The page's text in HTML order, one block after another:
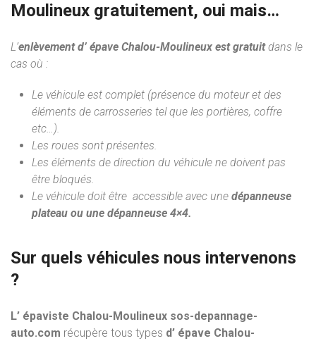
Moulineux gratuitement, oui mais…
L’enlèvement d’ épave Chalou-Moulineux est gratuitdans le
cas où :
Le véhicule est complet (présence du moteur et des
éléments de carrosseries tel que les portières, coffre
etc…).
Les roues sont présentes.
Les éléments de direction du véhicule ne doivent pas
être bloqués.
Le véhicule doit être accessible avec une dépanneuse
plateau ou une dépanneuse 4×4.
Sur quels véhicules nous intervenons
?
L’ épaviste Chalou-Moulineux sos-depannage-
auto.com récupère tous types d’ épave Chalou-